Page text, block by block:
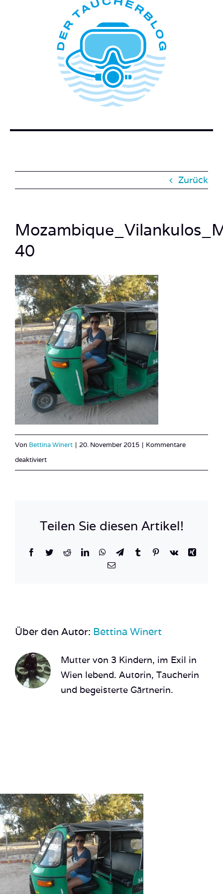
ÜBER DIESEN BLOG
WER STECKT HINTER DEM TAUCHERBLOG?
BUCH BESTELLEN
Zurück
40
Von Bettina Winert | 20. November 2015 | Kommentare
deaktiviertfür
Teilen Sie diesen Artikel!
Facebook
TwitterRedditLinkedInWhatsApp
TelegramTumblrPinterest
Vk
Xing
E-
Über den Autor: Bettina Winert
Mutter von 3 Kindern, im Exil in
Wien lebend. Autorin, Taucherin
und begeisterte Gärtnerin.